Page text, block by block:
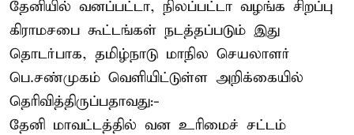
தேனியில் வனப்பட்டா, நிலப்பட்டா வழங்க சிறப்பு
கிராமசபை கூட்டங்கள் நடத்தப்படும் இது
தொடர்பாக, தமிழ்நாடு மாநில செயலாளர்
பெ.சண்முகம் வெளியிட்டுள்ள அறிக்கையில்
தெரிவித்திருப்பதாவது:-
தேனி மாவட்டத்தில் வன உரிமைச் சட்டம்